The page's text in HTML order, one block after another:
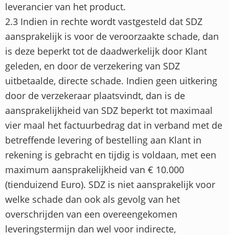
leverancier van het product.
2.3 Indien in rechte wordt vastgesteld dat SDZ
aansprakelijk is voor de veroorzaakte schade, dan
is deze beperkt tot de daadwerkelijk door Klant
geleden, en door de verzekering van SDZ
uitbetaalde, directe schade. Indien geen uitkering
door de verzekeraar plaatsvindt, dan is de
aansprakelijkheid van SDZ beperkt tot maximaal
vier maal het factuurbedrag dat in verband met de
betreffende levering of bestelling aan Klant in
rekening is gebracht en tijdig is voldaan, met een
maximum aansprakelijkheid van € 10.000
(tienduizend Euro). SDZ is niet aansprakelijk voor
welke schade dan ook als gevolg van het
overschrijden van een overeengekomen
leveringstermijn dan wel voor indirecte,